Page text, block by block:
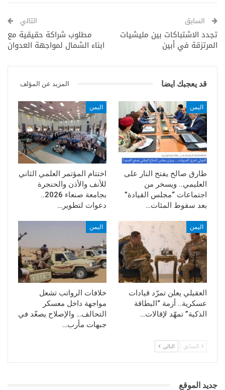
02.8 صنعاء
07.6 السدة
08.0 سيئون
السابق
تجدد الاشتباكات بين مليشيات
المرتزقة في أبين
التالي
مطلوب شراكة حقيقية مع
ابناء الشمال لمواجهة العدوان
قد يعجبك ايضا المزيد عن المؤلف
اليمن
طارق صالح يفتح النار على
العليمي.. ويسخر من
اجتماعات “مجلس القيادة”
بعد سقوط المئات…
اليمن
اختتام المؤتمر العلمي الثاني
للأنف والأذن والحنجرة
بجامعة صنعاء 2026..
دعوات لتطوير…
اليمن
العقيلي يعلن تمرّد قيادات
عسكرية.. أزمة “البطاقة
الذكية” تمهّد لإقالات…
اليمن
خلافات الرواتب تشعل
مواجهة داخل معسكر
التحالف… والإصلاح يصعّد في
جبهات مأرب…
السابق التالي
جديد الموقع